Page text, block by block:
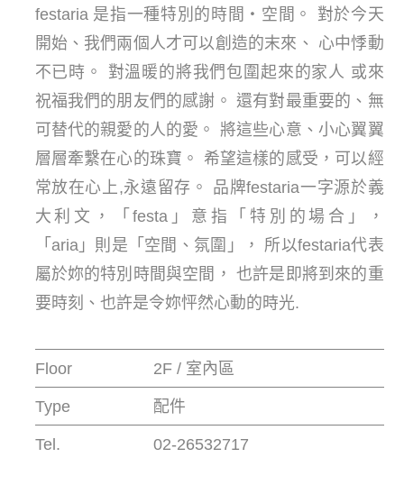
festaria 是指一種特別的時間・空間。 對於今天
開始、我們兩個人才可以創造的末來、 心中悸動
不已時。 對溫暖的將我們包圍起來的家人 或來
祝福我們的朋友們的感謝。 還有對最重要的、無
可替代的親愛的人的愛。 將這些心意、小心翼翼
層層牽繫在心的珠寶。 希望這樣的感受，可以經
常放在心上,永遠留存。 品牌festaria一字源於義
大利文，「festa」意指「特別的場合」，
「aria」則是「空間、氛圍」， 所以festaria代表
屬於妳的特別時間與空間， 也許是即將到來的重
要時刻、也許是令妳怦然心動的時光.
Floor 2F / 室內區
Type 配件
Tel. 02-26532717